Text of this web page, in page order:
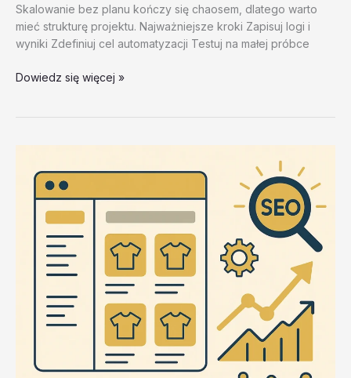
Skalowanie bez planu kończy się chaosem, dlatego warto
mieć strukturę projektu. Najważniejsze kroki Zapisuj logi i
wyniki Zdefiniuj cel automatyzacji Testuj na małej próbce
Rozwiazywanie
20260202
rAWBI
Dowiedz się więcej »